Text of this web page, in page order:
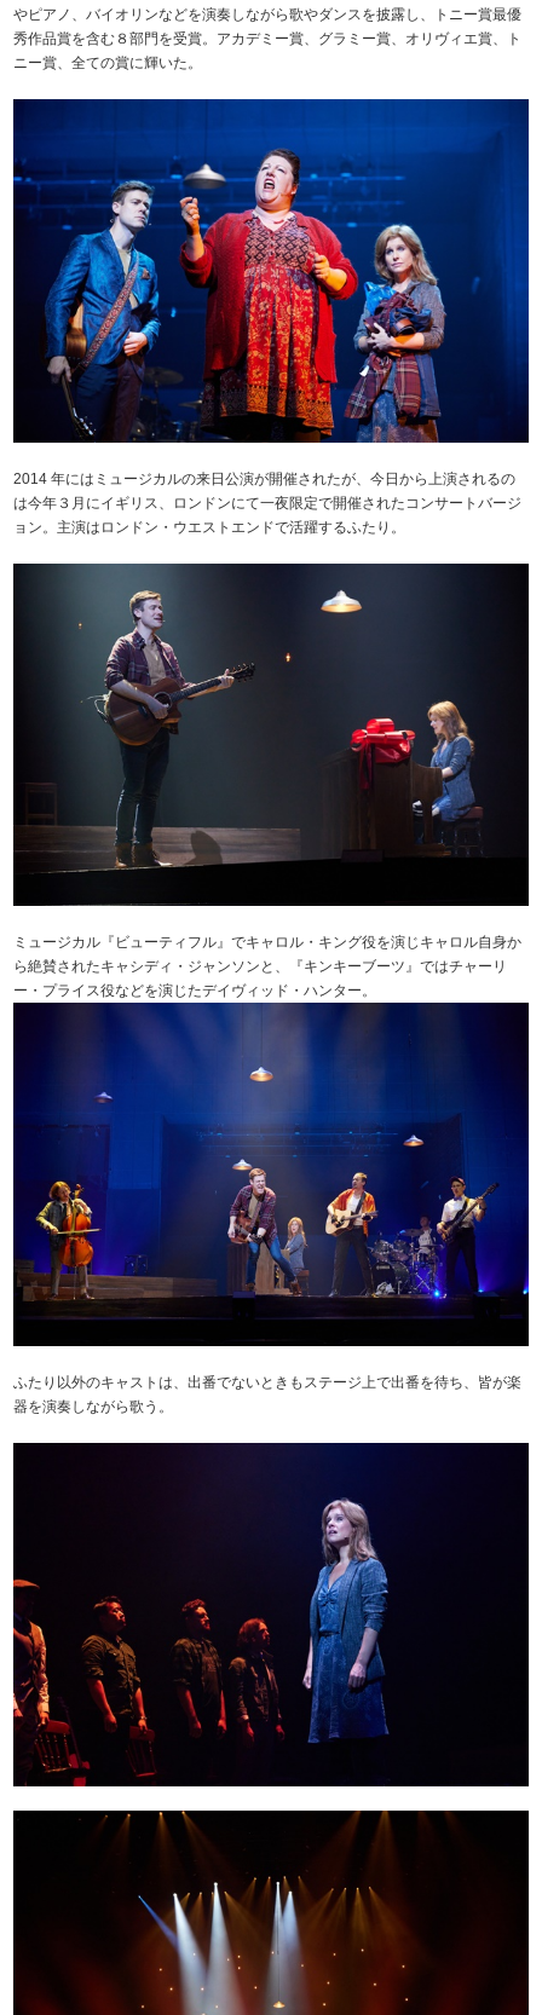
やピアノ、バイオリンなどを演奏しながら歌やダンスを披露し、トニー賞最優
秀作品賞を含む８部門を受賞。アカデミー賞、グラミー賞、オリヴィエ賞、ト
ニー賞、全ての賞に輝いた。
2014 年にはミュージカルの来日公演が開催されたが、今日から上演されるの
は今年３月にイギリス、ロンドンにて一夜限定で開催されたコンサートバージ
ョン。主演はロンドン・ウエストエンドで活躍するふたり。
ミュージカル『ビューティフル』でキャロル・キング役を演じキャロル自身か
ら絶賛されたキャシディ・ジャンソンと、『キンキーブーツ』ではチャーリ
ー・プライス役などを演じたデイヴィッド・ハンター。
ふたり以外のキャストは、出番でないときもステージ上で出番を待ち、皆が楽
器を演奏しながら歌う。